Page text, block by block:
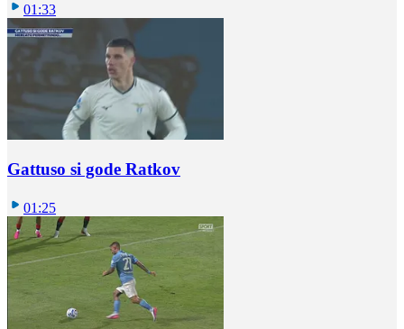
01:33
Gattuso si gode Ratkov
01:25